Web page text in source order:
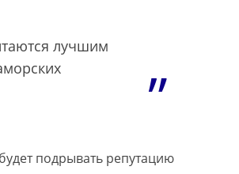
лучшим
подрывать репутацию